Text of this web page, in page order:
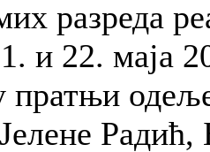
разреда
и 22. маја
пратњи